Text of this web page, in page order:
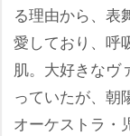
る理由から、
愛しており、呼
肌。大好きなヴ
っていたが、朝
オーケストラ・